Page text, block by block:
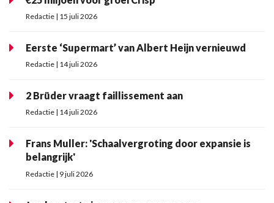
Redactie | 15 juli 2026
Eerste ‘Supermart’ van Albert Heijn vernieuwd
Redactie | 14 juli 2026
2 Brüder vraagt faillissement aan
Redactie | 14 juli 2026
Frans Muller: 'Schaalvergroting door expansie is
belangrijk'
Redactie | 9 juli 2026